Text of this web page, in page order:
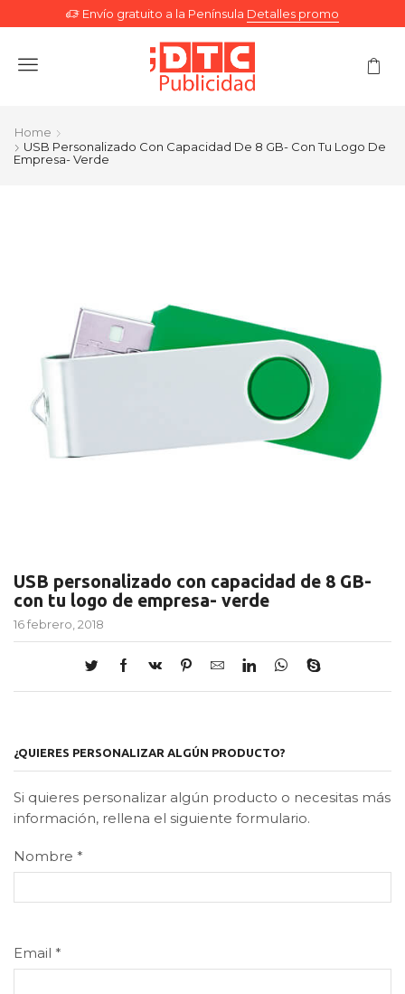
Envío gratuito a la Península Detalles promo
Menu
Home
USB Personalizado Con Capacidad De 8 GB- Con Tu Logo De
Empresa- Verde
USB personalizado con capacidad de 8 GB-
con tu logo de empresa- verde
16 febrero, 2018
¿QUIERES PERSONALIZAR ALGÚN PRODUCTO?
Si quieres personalizar algún producto o necesitas más
información, rellena el siguiente formulario.
Nombre *
Email *